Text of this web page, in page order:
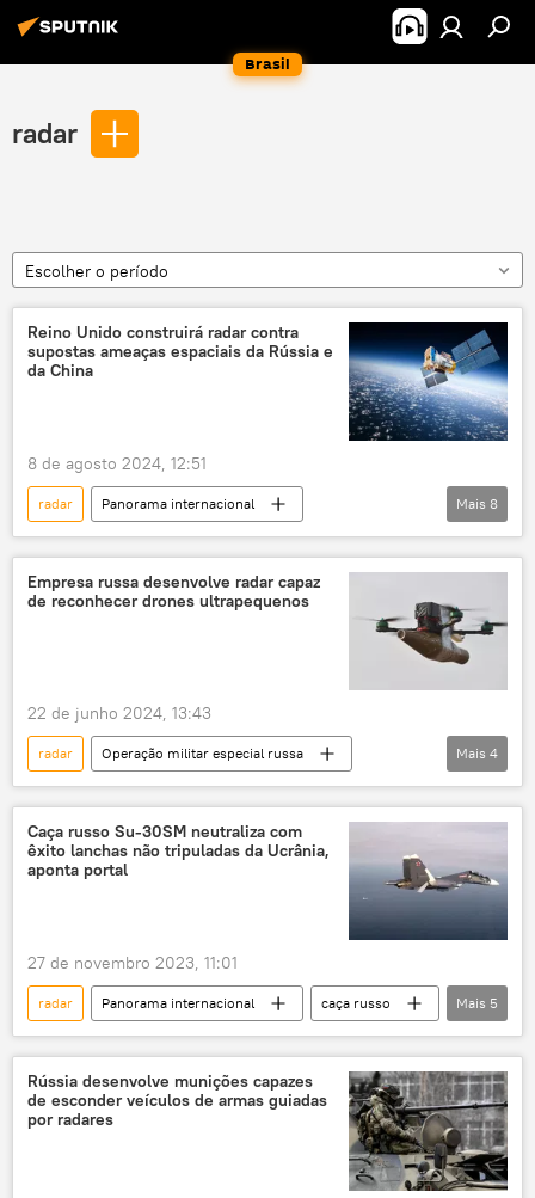
Brasil
radar
Escolher o período
Reino Unido construirá radar contra
supostas ameaças espaciais da Rússia e
da China
8 de agosto 2024, 12:51
radar
Panorama internacional
Reino Unido
Defesa
Força Aérea
The Telegraph
Rússia
AUKUS
China
EUA Austrália
Mais 8
Empresa russa desenvolve radar capaz
de reconhecer drones ultrapequenos
22 de junho 2024, 13:43
radar
Operação militar especial russa
Defesa
Sputnik
drone
veículo aéreo não tripulado
Mais 4
Caça russo Su-30SM neutraliza com
êxito lanchas não tripuladas da Ucrânia,
aponta portal
27 de novembro 2023, 11:01
radar Panorama internacional
caça russo
Su-30
Frota do Mar Negro
Rússia
drone
tecnologia militar
Mais 5
Rússia desenvolve munições capazes
de esconder veículos de armas guiadas
por radares